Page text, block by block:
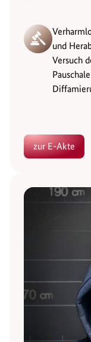
und
Versuch
zur E-Akte